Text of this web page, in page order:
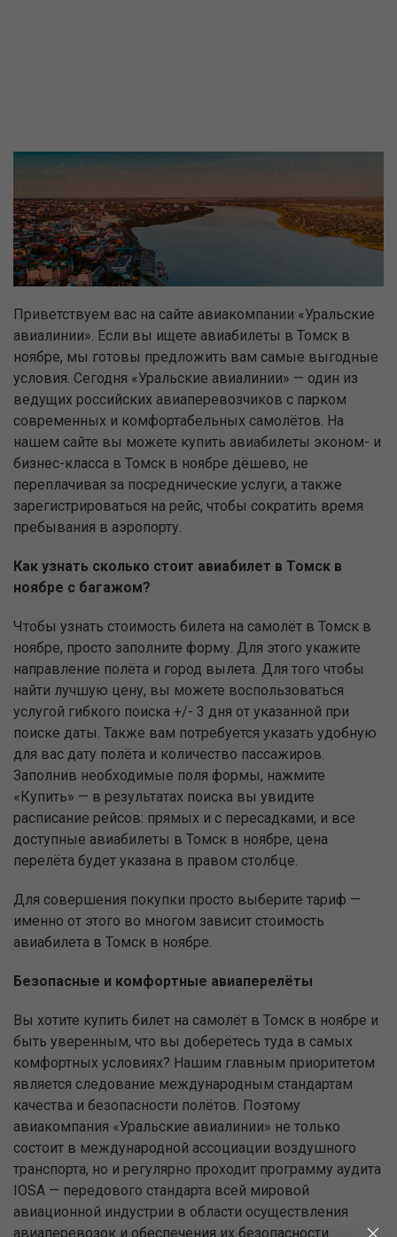
Приветствуем вас на сайте авиакомпании «Уральские
авиалинии». Если вы ищете авиабилеты в Томск в
ноябре, мы готовы предложить вам самые выгодные
условия. Сегодня «Уральские авиалинии» — один из
ведущих российских авиаперевозчиков с парком
современных и комфортабельных самолётов. На
нашем сайте вы можете купить авиабилеты эконом- и
бизнес-класса в Томск в ноябре дёшево, не
переплачивая за посреднические услуги, а также
зарегистрироваться на рейс, чтобы сократить время
пребывания в аэропорту.
Как узнать сколько стоит авиабилет в Томск в
ноябре с багажом?
Чтобы узнать стоимость билета на самолёт в Томск в
ноябре, просто заполните форму. Для этого укажите
направление полёта и город вылета. Для того чтобы
найти лучшую цену, вы можете воспользоваться
услугой гибкого поиска +/- 3 дня от указанной при
поиске даты. Также вам потребуется указать удобную
для вас дату полёта и количество пассажиров.
Заполнив необходимые поля формы, нажмите
«Купить» — в результатах поиска вы увидите
расписание рейсов: прямых и с пересадками, и все
доступные авиабилеты в Томск в ноябре, цена
перелёта будет указана в правом столбце.
Для совершения покупки просто выберите тариф —
именно от этого во многом зависит стоимость
авиабилета в Томск в ноябре.
Безопасные и комфортные авиаперелёты
Вы хотите купить билет на самолёт в Томск в ноябре и
быть уверенным, что вы доберётесь туда в самых
комфортных условиях? Нашим главным приоритетом
является следование международным стандартам
качества и безопасности полётов. Поэтому
авиакомпания «Уральские авиалинии» не только
состоит в международной ассоциации воздушного
транспорта, но и регулярно проходит программу аудита
IOSA — передового стандарта всей мировой
авиационной индустрии в области осуществления
авиаперевозок и обеспечения их безопасности.